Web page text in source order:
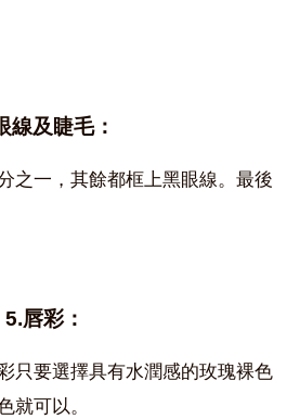
線及睫毛：
之一，其餘都框上黑眼線。最後
5.唇彩：
只要選擇具有水潤感的玫瑰裸色
就可以。